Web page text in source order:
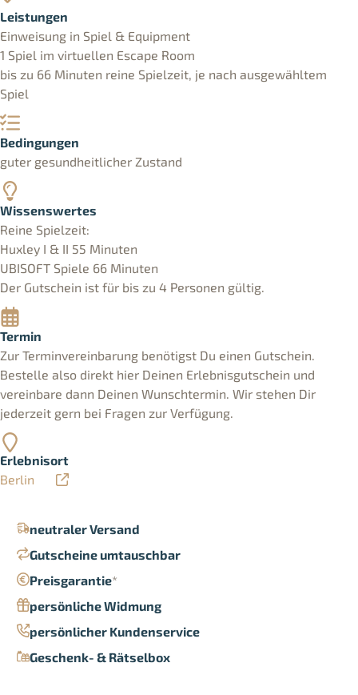
neutraler Versand
Gutscheine umtauschbar
Preisgarantie*
persönliche Widmung
persönlicher Kundenservice
Geschenk- & Rätselbox
Leistungen
Einweisung in Spiel & Equipment
1 Spiel im virtuellen Escape Room
bis zu 66 Minuten reine Spielzeit, je nach ausgewähltem
Spiel
Bedingungen
guter gesundheitlicher Zustand
Wissenswertes
Reine Spielzeit:
Huxley I & II 55 Minuten
UBISOFT Spiele 66 Minuten
Der Gutschein ist für bis zu 4 Personen gültig.
Termin
Zur Terminvereinbarung benötigst Du einen Gutschein.
Bestelle also direkt hier Deinen Erlebnisgutschein und
vereinbare dann Deinen Wunschtermin. Wir stehen Dir
jederzeit gern bei Fragen zur Verfügung.
Erlebnisort
Berlin